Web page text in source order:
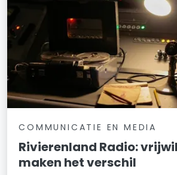
COMMUNICATIE EN MEDIA
Rivierenland Radio:
maken het verschil